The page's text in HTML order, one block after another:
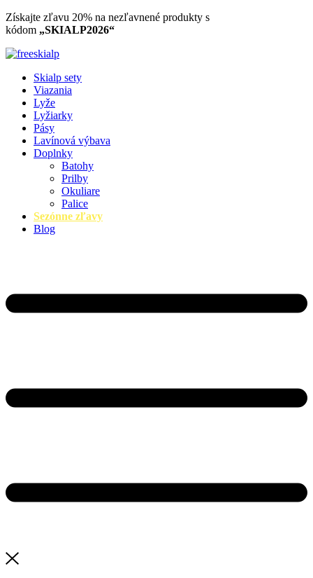
Preskočiť
na
Získajte zľavu 20% na nezľavnené produkty​ s
kódom „SKIALP2026“
Skialp sety
Viazania
Lyže
Lyžiarky
Pásy
Lavínová výbava
Doplnky
Batohy
Prilby
Okuliare
Palice
Sezónne zľavy
Blog